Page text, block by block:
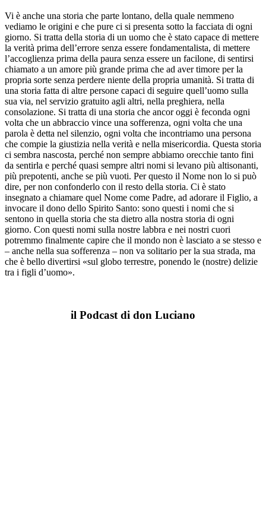
Vi è anche una storia che parte lontano, della quale nemmeno
vediamo le origini e che pure ci si presenta sotto la facciata di ogni
giorno. Si tratta della storia di un uomo che è stato capace di mettere
la verità prima dell’errore senza essere fondamentalista, di mettere
l’accoglienza prima della paura senza essere un facilone, di sentirsi
chiamato a un amore più grande prima che ad aver timore per la
propria sorte senza perdere niente della propria umanità. Si tratta di
una storia fatta di altre persone capaci di seguire quell’uomo sulla
sua via, nel servizio gratuito agli altri, nella preghiera, nella
consolazione. Si tratta di una storia che ancor oggi è feconda ogni
volta che un abbraccio vince una sofferenza, ogni volta che una
parola è detta nel silenzio, ogni volta che incontriamo una persona
che compie la giustizia nella verità e nella misericordia. Questa storia
ci sembra nascosta, perché non sempre abbiamo orecchie tanto fini
da sentirla e perché quasi sempre altri nomi si levano più altisonanti,
più prepotenti, anche se più vuoti. Per questo il Nome non lo si può
dire, per non confonderlo con il resto della storia. Ci è stato
insegnato a chiamare quel Nome come Padre, ad adorare il Figlio, a
invocare il dono dello Spirito Santo: sono questi i nomi che si
sentono in quella storia che sta dietro alla nostra storia di ogni
giorno. Con questi nomi sulla nostre labbra e nei nostri cuori
potremmo finalmente capire che il mondo non è lasciato a se stesso e
– anche nella sua sofferenza – non va solitario per la sua strada, ma
che è bello divertirsi «sul globo terrestre, ponendo le (nostre) delizie
tra i figli d’uomo».
il Podcast di don Luciano